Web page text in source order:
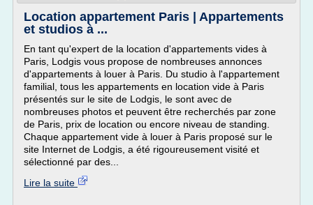
Location appartement Paris | Appartements
et studios à ...
En tant qu'expert de la location d'appartements vides à
Paris, Lodgis vous propose de nombreuses annonces
d'appartements à louer à Paris. Du studio à l'appartement
familial, tous les appartements en location vide à Paris
présentés sur le site de Lodgis, le sont avec de
nombreuses photos et peuvent être recherchés par zone
de Paris, prix de location ou encore niveau de standing.
Chaque appartement vide à louer à Paris proposé sur le
site Internet de Lodgis, a été rigoureusement visité et
sélectionné par des...
Lire la suite